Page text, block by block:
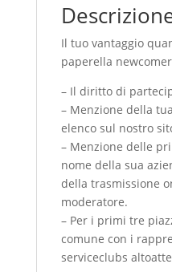
Il tuo vantaggio
paperella
– Il diritto di
– Menzione della
elenco sul nostro
– Menzione delle
nome della sua
della trasmissione
moderatore.
– Per i primi tre
comune con i
serviceclubs